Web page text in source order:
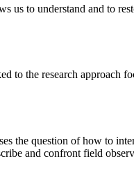
us to understand and to
to the research approach
the question of how to
and confront field